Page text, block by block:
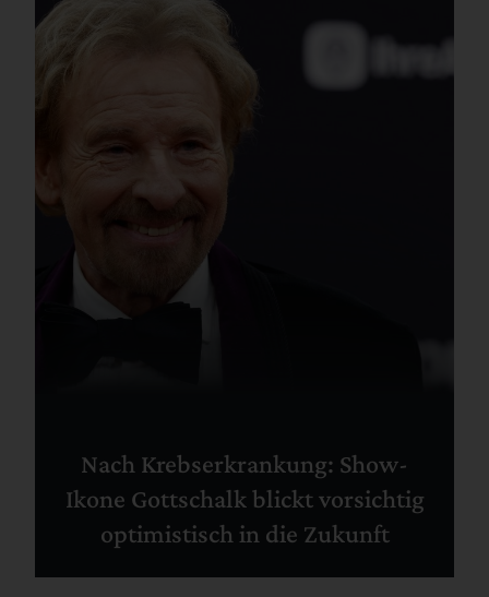
Nach Krebserkrankung: Show-
Ikone Gottschalk blickt vorsichtig
optimistisch in die Zukunft